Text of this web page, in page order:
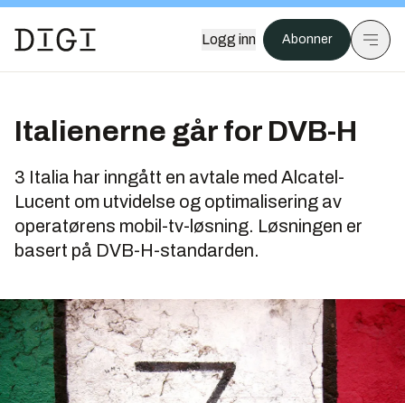
Logg inn Abonner
Italienerne går for DVB-H
3 Italia har inngått en avtale med Alcatel-
Lucent om utvidelse og optimalisering av
operatørens mobil-tv-løsning. Løsningen er
basert på DVB-H-standarden.